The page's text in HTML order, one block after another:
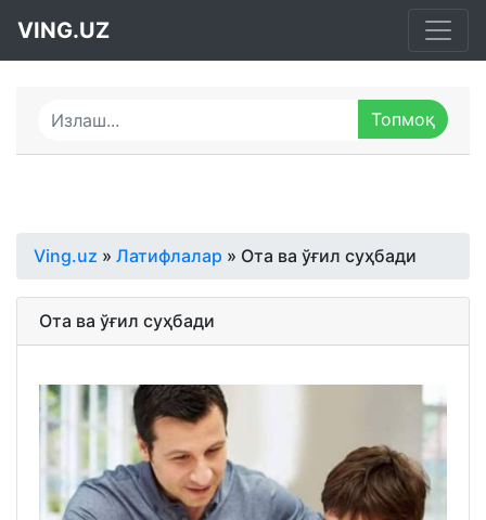
VING.UZ
Ving.uz » Латифлалар » Ота ва ўғил суҳбади
Ота ва ўғил суҳбади